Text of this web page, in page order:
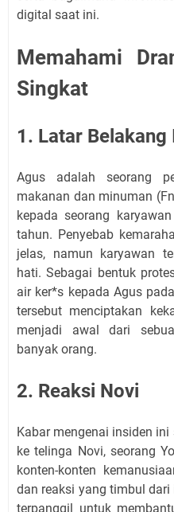
digital saat ini.
Memahami
Singkat
1. Latar Belakang
Agus adalah seorang
makanan dan minuman
kepada seorang
tahun. Penyebab
jelas, namun karyawan
hati. Sebagai bentuk
air ker*s kepada Agus
tersebut menciptakan
menjadi awal dari
banyak orang.
2. Reaksi Novi
Kabar mengenai insiden
ke telinga Novi, seorang
konten-konten
dan reaksi yang timbul dari
terpanggil untuk